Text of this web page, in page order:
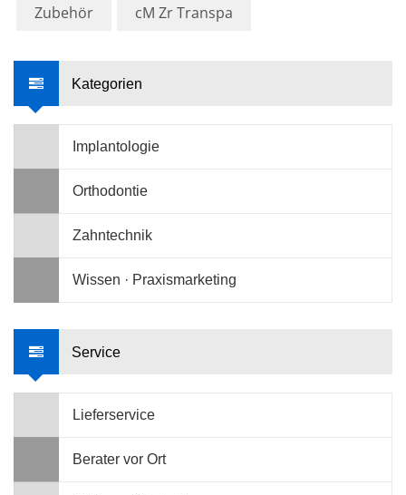
Zubehör cM Zr Transpa
Kategorien
Implantologie
Orthodontie
Zahntechnik
Wissen · Praxismarketing
Service
Lieferservice
Berater vor Ort